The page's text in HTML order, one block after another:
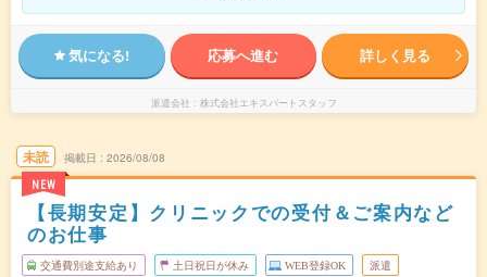
気になる! 応募へ進む 詳しく見る
派遣会社 株式会社エキスパートスタッフ
未読
NEW
掲載日 2026/08/08
【長期安定】クリニックでの受付＆ご案内など
のお仕事
交通費別途支給あり 土日祝日が休み WEB登録OK 派遣